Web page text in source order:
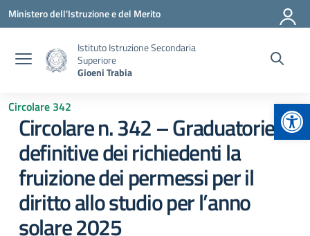
Vai ai contenuti
Vai al menu di navigazione
Vai al footer
Ministero dell'Istruzione e del Merito
Istituto Istruzione Secondaria
Superiore
Gioeni Trabia
Circolare 342
Circolare n. 342 – Graduatorie
definitive dei richiedenti la
fruizione dei permessi per il
diritto allo studio per l’anno
solare 2025